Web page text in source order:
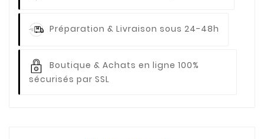
Préparation & Livraison sous 24-48h
Boutique & Achats en ligne 100%
sécurisés par SSL